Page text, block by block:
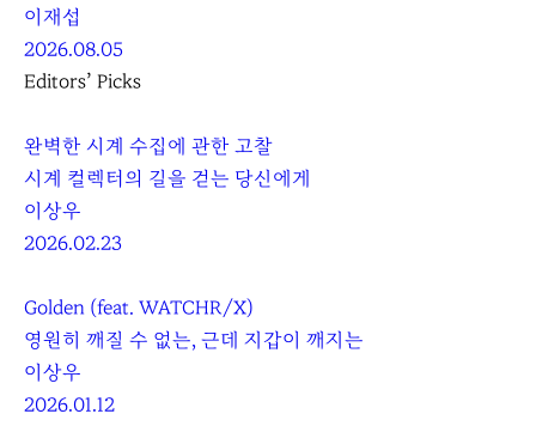
이재섭
2026.08.05
Editors’ Picks
완벽한 시계 수집에 관한 고찰
시계 컬렉터의 길을 걷는 당신에게
이상우
2026.02.23
Golden (feat. WATCHR/X)
영원히 깨질 수 없는, 근데 지갑이 깨지는
이상우
2026.01.12